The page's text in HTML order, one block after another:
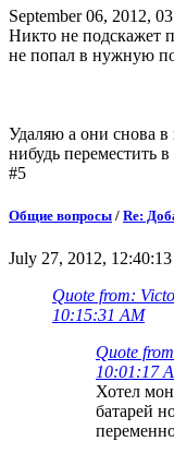
September 06, 2012,
Никто не подскажет
не попал в нужную
Удаляю а они снова
нибудь переместить
#5
Общие вопросы / Re:
July 27, 2012,
Quote from:
10:15:31 AM
Quote
10:01:17
Хотел
батарей